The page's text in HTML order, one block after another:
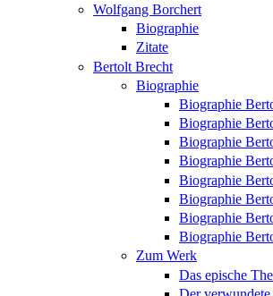
Wolfgang Borchert
Biographie
Zitate
Bertolt Brecht
Biographie
Biographie
Biographie
Biographie
Biographie
Biographie
Biographie
Biographie
Biographie
Zum Werk
Das epische